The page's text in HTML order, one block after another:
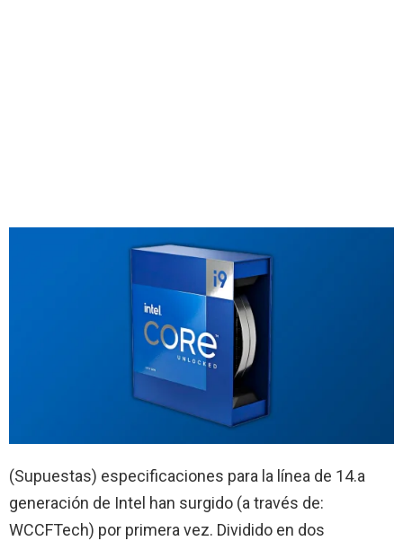
(Supuestas) especificaciones para la línea de 14.a
generación de Intel han surgido (a través de:
WCCFTech) por primera vez. Dividido en dos